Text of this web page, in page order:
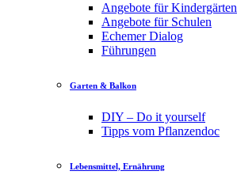
Angebote für Kindergärten
Angebote für Schulen
Echemer Dialog
Führungen
Garten & Balkon
DIY – Do it yourself
Tipps vom Pflanzendoc
Lebensmittel, Ernährung